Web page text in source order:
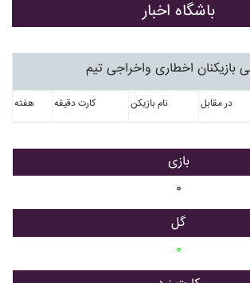
باشگاه اخبار
بازیکنان اخطاری واخراجی تیم
هفته کارت دقیقه نام بازیکن در مقابل
بازی
۰
گل
۰